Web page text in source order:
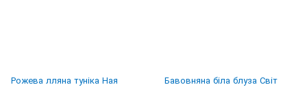
Рожева лляна туніка Ная Бавовняна біла блуза Світ